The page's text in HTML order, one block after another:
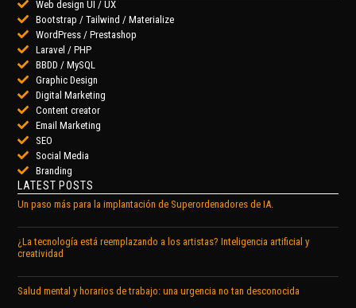
Web design UI / UX
Bootstrap / Tailwind / Materialize
WordPress / Prestashop
Laravel / PHP
BBDD / MySQL
Graphic Design
Digital Marketing
Content creator
Email Marketing
SEO
Social Media
Branding
LATEST POSTS
Un paso más para la implantación de Superordenadores de IA.
¿La tecnología está reemplazando a los artistas? Inteligencia artificial y
creatividad
Salud mental y horarios de trabajo: una urgencia no tan desconocida